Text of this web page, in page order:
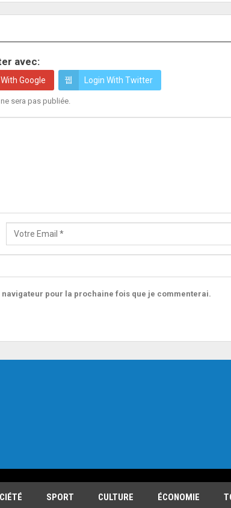
avec:
Google Login With Twitter
sera pas publiée.
pour la prochaine fois que je commenterai.
SPORT CULTURE ÉCONOMIE